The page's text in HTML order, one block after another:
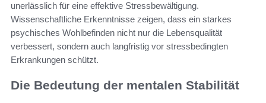
unerlässlich für eine effektive Stressbewältigung.
Wissenschaftliche Erkenntnisse zeigen, dass ein starkes
psychisches Wohlbefinden nicht nur die Lebensqualität
verbessert, sondern auch langfristig vor stressbedingten
Erkrankungen schützt.
Die Bedeutung der mentalen Stabilität